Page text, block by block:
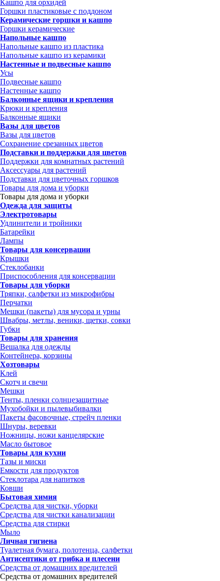
Кашпо для орхидей
Горшки пластиковые с поддоном
Керамические горшки и кашпо
Горшки керамические
Напольные кашпо
Напольные кашпо из пластика
Напольные кашпо из керамики
Настенные и подвесные кашпо
Усы
Подвесные кашпо
Настенные кашпо
Балконные ящики и крепления
Крюки и крепления
Балконные ящики
Вазы для цветов
Вазы для цветов
Сохранение срезанных цветов
Подставки и поддержки для цветов
Поддержки для комнатных растений
Аксессуары для растений
Подставки для цветочных горшков
Товары для дома и уборки
Товары для дома и уборки
Одежда для защиты
Электротовары
Удлинители и тройники
Батарейки
Лампы
Товары для консервации
Крышки
Стеклобанки
Приспособления для консервации
Товары для уборки
Тряпки, салфетки из микрофибры
Перчатки
Мешки (пакеты) для мусора и урны
Швабры, метлы, веники, щетки, совки
Губки
Товары для хранения
Вешалка для одежды
Контейнера, корзины
Хозтовары
Клей
Скотч и свечи
Мешки
Тенты, пленки солнцезащитные
Мухобойки и пылевыбивалки
Пакеты фасовочные, стрейч пленки
Шнуры, веревки
Ножницы, ножи канцелярские
Масло бытовое
Товары для кухни
Тазы и миски
Емкости для продуктов
Стеклотара для напитков
Ковши
Бытовая химия
Средства для чистки, уборки
Средства для чистки канализации
Средства для стирки
Мыло
Личная гигиена
Туалетная бумага, полотенца, салфетки
Антисептики от грибка и плесени
Средства от домашних вредителей
Средства от домашних вредителей